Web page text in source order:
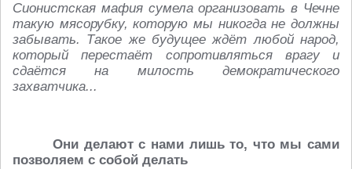
Сионистская мафия сумела организовать в Чечне
такую мясорубку, которую мы никогда не должны
забывать. Такое же будущее ждёт любой народ,
который перестаёт сопротивляться врагу и
сдаётся на милость демократического
захватчика...
Они делают с нами лишь то, что мы сами
позволяем с собой делать